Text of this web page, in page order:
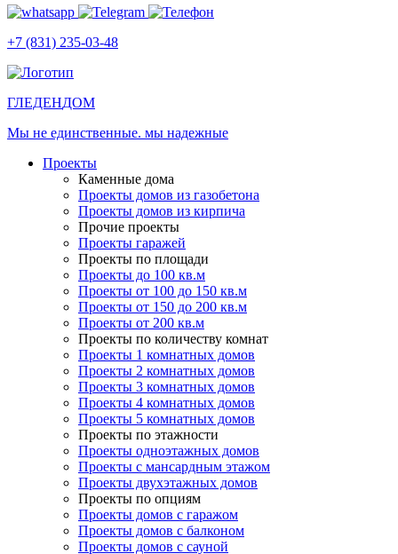
+7 (831) 235-03-48
ГЛЕДЕНДОМ
Мы не единственные. мы надежные
Проекты
Каменные дома
Проекты домов из газобетона
Проекты домов из кирпича
Прочие проекты
Проекты гаражей
Проекты по площади
Проекты до 100 кв.м
Проекты от 100 до 150 кв.м
Проекты от 150 до 200 кв.м
Проекты от 200 кв.м
Проекты по количеству комнат
Проекты 1 комнатных домов
Проекты 2 комнатных домов
Проекты 3 комнатных домов
Проекты 4 комнатных домов
Проекты 5 комнатных домов
Проекты по этажности
Проекты одноэтажных домов
Проекты с мансардным этажом
Проекты двухэтажных домов
Проекты по опциям
Проекты домов с гаражом
Проекты домов с балконом
Проекты домов с сауной